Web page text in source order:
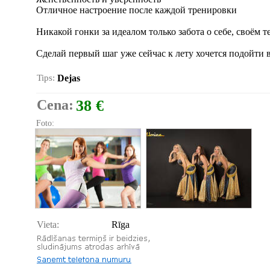
Отличное настроение после каждой тренировки
Никакой гонки за идеалом только забота о себе, своём
Сделай первый шаг уже сейчас к лету хочется подойти
Tips: Dejas
Cena: 38 €
Foto:
Vieta: Rīga